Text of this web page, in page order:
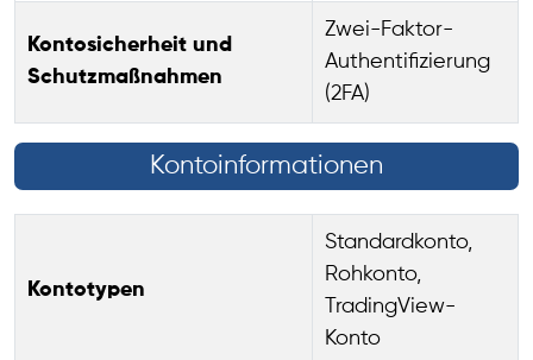
Kontosicherheit und
Schutzmaßnahmen
Zwei-Faktor-
Authentifizierung
(2FA)
Kontoinformationen
Kontotypen
Standardkonto,
Rohkonto,
TradingView-
Konto